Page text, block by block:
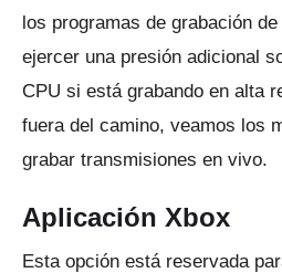
los programas de grabación
ejercer una presión adicional
CPU si está grabando en alta
fuera del camino, veamos los
grabar transmisiones en vivo.
Aplicación Xbox
Esta opción está reservada